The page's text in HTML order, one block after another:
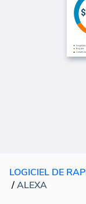
/ALEXA